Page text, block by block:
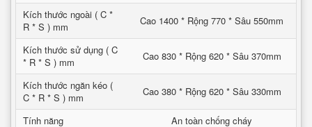
Kích thước ngoài ( C *
R * S ) mm
Cao 1400 * Rộng 770 * Sâu 550mm
Kích thước sử dụng ( C
* R * S ) mm
Cao 830 * Rộng 620 * Sâu 370mm
Kích thước ngăn kéo (
C * R * S ) mm
Cao 380 * Rộng 620 * Sâu 330mm
Tính năng
An toàn chống cháy